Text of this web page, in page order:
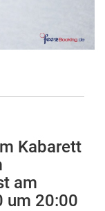
Kabarett
am
um 20:00